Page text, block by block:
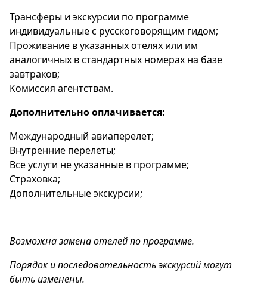
Трансферы и экскурсии по программе
индивидуальные с русскоговорящим гидом;
Проживание в указанных отелях или им
аналогичных в стандартных номерах на базе
завтраков;
Комиссия агентствам.
Дополнительно оплачивается:
Международный авиаперелет;
Внутренние перелеты;
Все услуги не указанные в программе;
Страховка;
Дополнительные экскурсии;
Возможна замена отелей по программе.
Порядок и последовательность экскурсий могут
быть изменены.